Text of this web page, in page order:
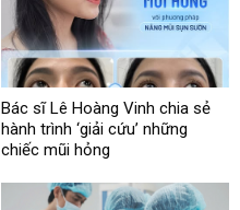
Bác sĩ Lê Hoàng Vinh chia sẻ
hành trình ‘giải cứu’ những
chiếc mũi hỏng